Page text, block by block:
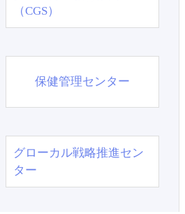
（CGS）
保健管理センター
グローカル戦略推進セン
ター